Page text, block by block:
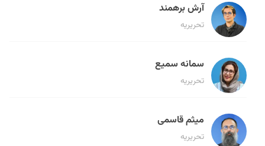
آرش برهمند
تحریریه
سمانه سمیع
تحریریه
میثم قاسمی
تحریریه